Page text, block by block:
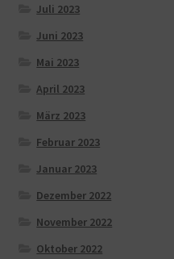
Juli 2023
Juni 2023
Mai 2023
April 2023
März 2023
Februar 2023
Januar 2023
Dezember 2022
November 2022
Oktober 2022